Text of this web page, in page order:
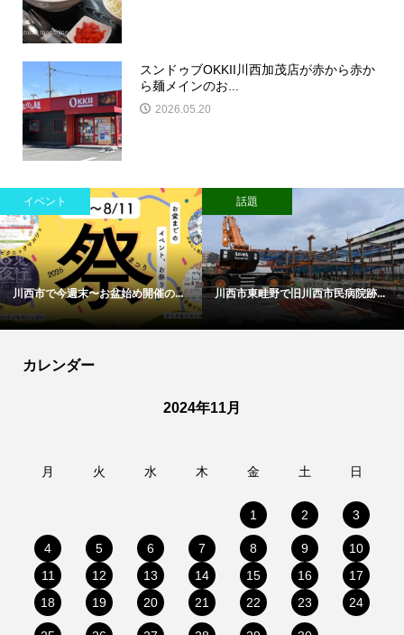
スンドゥブOKKII川西加茂店が赤から赤か
ら麺メインのお...
2026.05.20
イベント
川西市で今週末〜お盆始め開催の...
話題
川西市東畦野で旧川西市民病院跡...
カレンダー
2024年11月
月 火 水 木 金 土 日
1 2 3
4 5 6 7 8 9
10
11
12 13 14 15 16
17
18
19 20 21 22 23 24